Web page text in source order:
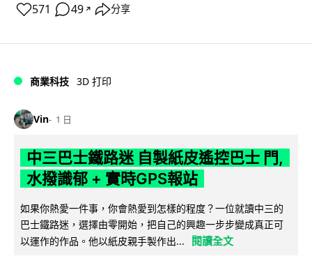
571 49 ↗ 分享
商業科技 3D 打印
Vin 1 日
中三巴士鐵路迷 自製紙皮遙控巴士 門,
水撥識郁 + 實時GPS報站
如果你熱愛一件事，你會熱愛到怎樣的程度？一位就讀中三的
巴士鐵路迷，選擇由零開始，把自己的興趣一步步變成真正可
以運作的作品。他以紙皮親手製作出...
閱讀全文